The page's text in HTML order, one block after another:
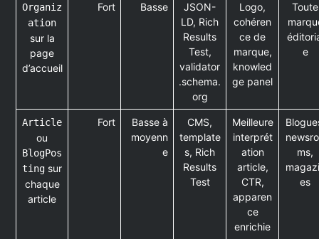
Organiz
ation
sur la
page
d’accueil
Fort Basse
JSON-
LD, Rich
Results
Test,
validator
.schema.
org
Logo,
cohéren
ce de
marque,
knowled
ge panel
Toute
e
Article
ou
BlogPos
ting sur
chaque
article
Fort
Basse à
moyenn
e
CMS,
template
s, Rich
Results
Test
Meilleure
interprét
ation
article,
CTR,
apparen
ce
enrichie
ms,
es